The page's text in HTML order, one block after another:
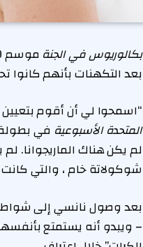
بكالوريوس في الجنة موسم 10 متسابق
بعد التكهنات بأنهم كانوا
“اسمحوا لي أن أقوم بتعيين
المتحدة الأسبوعية
لم يكن هناك
شوكولاتة خام ، والتي
بعد وصول نانسي إلى
– ويبدو أنه يستمتع